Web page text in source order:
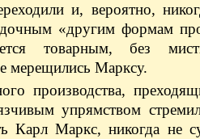
и, вероятно,
«другим формам
товарным, без
мерещились Марксу.
производства,
упрямством
Карл Маркс, никогда не